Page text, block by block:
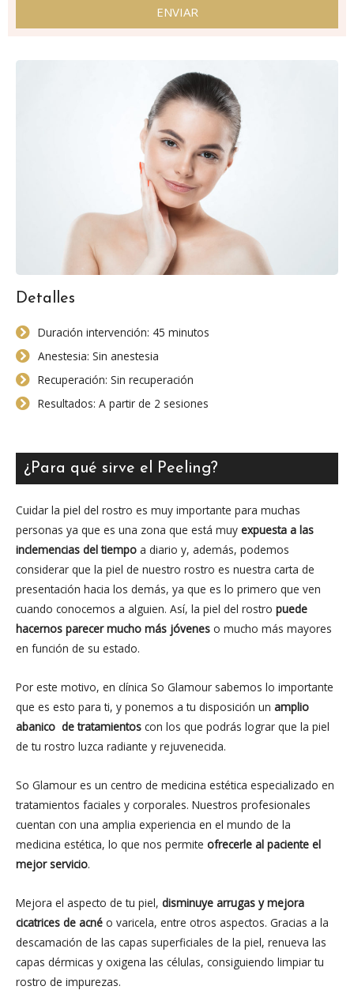
ENVIAR
Detalles
Duración intervención: 45 minutos
Anestesia: Sin anestesia
Recuperación: Sin recuperación
Resultados: A partir de 2 sesiones
¿Para qué sirve el Peeling?
Cuidar la piel del rostro es muy importante para muchas
personas ya que es una zona que está muy expuesta a las
inclemencias del tiempo a diario y, además, podemos
considerar que la piel de nuestro rostro es nuestra carta de
presentación hacia los demás, ya que es lo primero que ven
cuando conocemos a alguien. Así, la piel del rostro puede
hacernos parecer mucho más jóvenes o mucho más mayores
en función de su estado.
Por este motivo, en clínica So Glamour sabemos lo importante
que es esto para ti, y ponemos a tu disposición un amplio
abanico de tratamientos con los que podrás lograr que la piel
de tu rostro luzca radiante y rejuvenecida.
So Glamour es un centro de medicina estética especializado en
tratamientos faciales y corporales. Nuestros profesionales
cuentan con una amplia experiencia en el mundo de la
medicina estética, lo que nos permite ofrecerle al paciente el
mejor servicio.
Mejora el aspecto de tu piel, disminuye arrugas y mejora
cicatrices de acné o varicela, entre otros aspectos. Gracias a la
descamación de las capas superficiales de la piel, renueva las
capas dérmicas y oxigena las células, consiguiendo limpiar tu
rostro de impurezas.